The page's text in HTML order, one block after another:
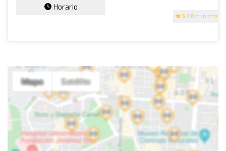
5 (10 opiniones)
Horario